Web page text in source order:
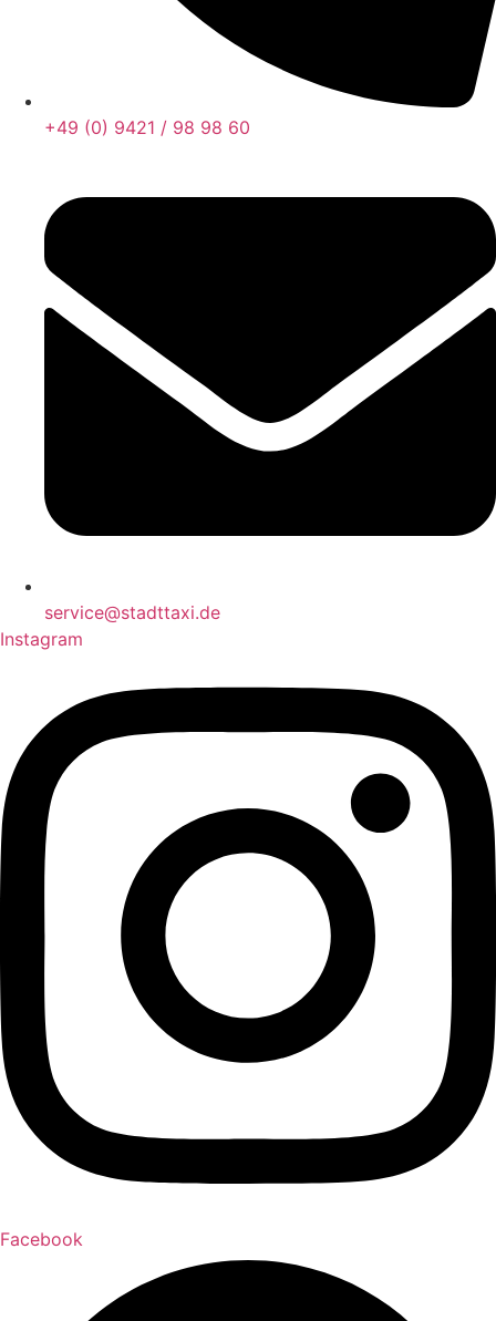
+49 (0) 9421 / 98 98 60
service@stadttaxi.de
Instagram
Facebook